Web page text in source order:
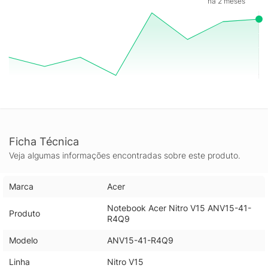
LED entrega imagens nítidas, cores consistentes e bons
ângulos de visão, favorecendo tanto a imersão em jogos
quanto a produtividade em planilhas, textos e criação. É um
conjunto equilibrado para quem procura um notebook gamer
com foco em performance, armazenamento rápido e visual de
qualidade em um formato versátil para acompanhar a rotina.
Ficha Técnica
Veja algumas informações encontradas sobre este produto.
Marca Acer
Produto
Notebook Acer Nitro V15 ANV15-41-
R4Q9
Modelo ANV15-41-R4Q9
Linha Nitro V15